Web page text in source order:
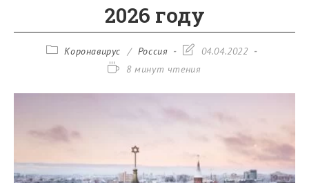
2026 году
РубрикаКоронавирус / Россия
Запись04.04.2022
Время8 минут чтения